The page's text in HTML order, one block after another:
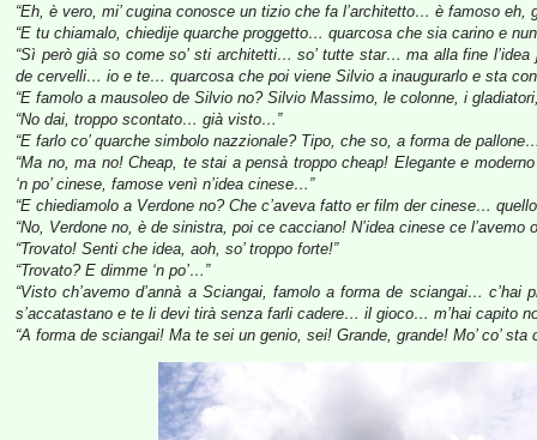
“Eh, è vero, mi’ cugina conosce un tizio che fa l’architetto… è famoso eh,
“E tu chiamalo, chiedije quarche proggetto… quarcosa che sia carino e
“Sì però già so come so’ sti architetti… so’ tutte star… ma alla fine
de cervelli… io e te… quarcosa che poi viene Silvio a inaugurarlo e sta
“E famolo a mausoleo de Silvio no? Silvio Massimo, le colonne, i
“No dai, troppo scontato… già visto…”
“E farlo co’ quarche simbolo nazzionale? Tipo, che so, a forma de
“Ma no, ma no! Cheap, te stai a pensà troppo cheap! Elegante e
‘n po’ cinese, famose venì n’idea cinese…”
“E chiediamolo a Verdone no? Che c’aveva fatto er film der cinese…
“No, Verdone no, è de sinistra, poi ce cacciano! N’idea cinese ce l’avemo
“Trovato! Senti che idea, aoh, so’ troppo forte!”
“Trovato? E dimme ‘n po’…”
“Visto ch’avemo d’annà a Sciangai, famolo a forma de sciangai…
s’accatastano e te li devi tirà senza farli cadere… il gioco… m’hai capito
“A forma de sciangai! Ma te sei un genio, sei! Grande, grande! Mo’ co’